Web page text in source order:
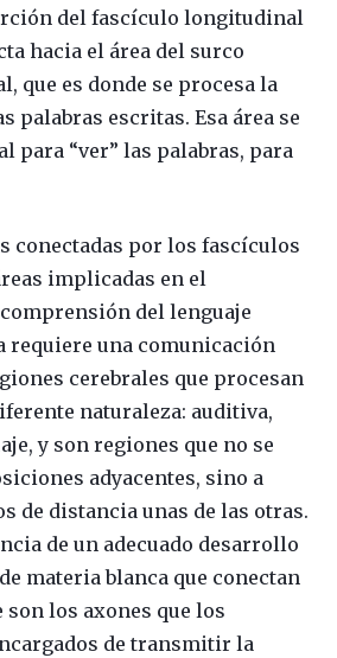
del fascículo longitudinal
hacia el área del surco
que es donde se procesa la
palabras escritas. Esa área se
para “ver” las palabras, para
conectadas por los fascículos
implicadas en el
del lenguaje
requiere una comunicación
cerebrales que procesan
naturaleza: auditiva,
y son regiones que no se
adyacentes, sino a
de distancia unas de las otras.
de un adecuado desarrollo
materia blanca que conectan
son los axones que los
de transmitir la